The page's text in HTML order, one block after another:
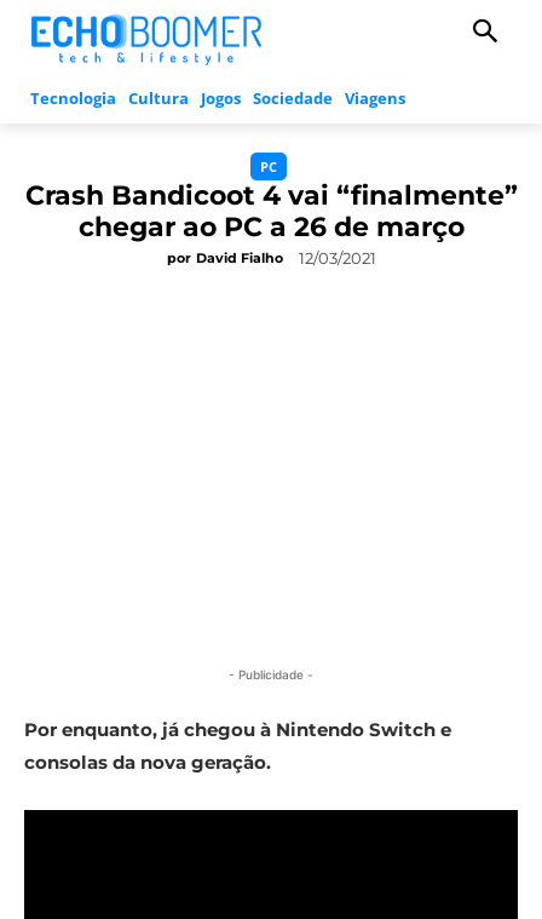
Tecnologia Cultura Jogos Sociedade Viagens
PC
Crash Bandicoot 4 vai “finalmente”
chegar ao PC a 26 de março
por David Fialho 12/03/2021
- Publicidade -
Por enquanto, já chegou à Nintendo Switch e
consolas da nova geração.